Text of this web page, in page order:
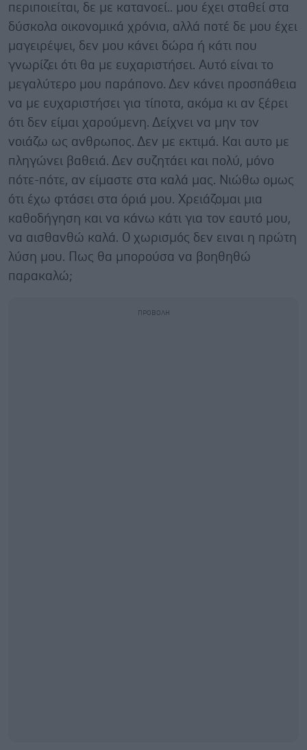
περιποιείται, δε με κατανοεί.. μου έχει σταθεί στα
δύσκολα οικονομικά χρόνια, αλλά ποτέ δε μου έχει
μαγειρέψει, δεν μου κάνει δώρα ή κάτι που
γνωρίζει ότι θα με ευχαριστήσει. Αυτό είναι το
μεγαλύτερο μου παράπονο. Δεν κάνει προσπάθεια
να με ευχαριστήσει για τίποτα, ακόμα κι αν ξέρει
ότι δεν είμαι χαρούμενη. Δείχνει να μην τον
νοιάζω ως ανθρωπος. Δεν με εκτιμά. Και αυτο με
πληγώνει βαθειά. Δεν συζητάει και πολύ, μόνο
πότε-πότε, αν είμαστε στα καλά μας. Νιώθω ομως
ότι έχω φτάσει στα όριά μου. Χρειάζομαι μια
καθοδήγηση και να κάνω κάτι για τον εαυτό μου,
να αισθανθώ καλά. Ο χωρισμός δεν ειναι η πρώτη
λύση μου. Πως θα μπορούσα να βοηθηθώ
παρακαλώ;